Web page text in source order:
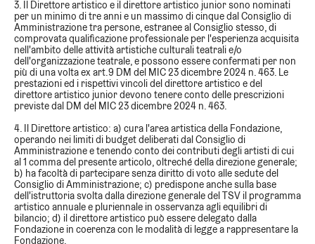
3. Il Direttore artistico e il direttore artistico junior sono nominati
per un minimo di tre anni e un massimo di cinque dal Consiglio di
Amministrazione tra persone, estranee al Consiglio stesso, di
comprovata qualificazione professionale per l'esperienza acquisita
nell'ambito delle attività artistiche culturali teatrali e/o
dell'organizzazione teatrale, e possono essere confermati per non
più di una volta ex art.9 DM del MIC 23 dicembre 2024 n. 463. Le
prestazioni ed i rispettivi vincoli del direttore artistico e del
direttore artistico junior devono tenere conto delle prescrizioni
previste dal DM del MIC 23 dicembre 2024 n. 463.
4. Il Direttore artistico: a) cura l'area artistica della Fondazione,
operando nei limiti di budget deliberati dal Consiglio di
Amministrazione e tenendo conto dei contributi degli artisti di cui
al 1 comma del presente articolo, oltreché della direzione generale;
b) ha facoltà di partecipare senza diritto di voto alle sedute del
Consiglio di Amministrazione; c) predispone anche sulla base
dell'istruttoria svolta dalla direzione generale del TSV il programma
artistico annuale e pluriennale in osservanza agli equilibri di
bilancio; d) il direttore artistico può essere delegato dalla
Fondazione in coerenza con le modalità di legge a rappresentare la
Fondazione.